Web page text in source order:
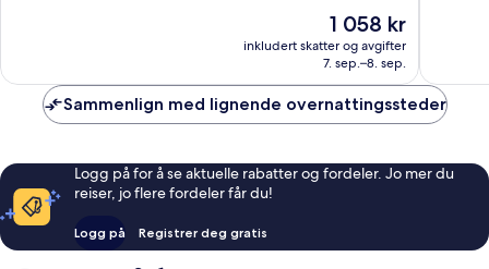
Prisen
er
1 058 kr
1 058 kr
inkludert skatter og avgifter
7. sep.–8. sep.
Sammenlign med lignende overnattingssteder
Logg på for å se aktuelle rabatter og fordeler. Jo mer du
reiser, jo flere fordeler får du!
Logg på Registrer deg gratis